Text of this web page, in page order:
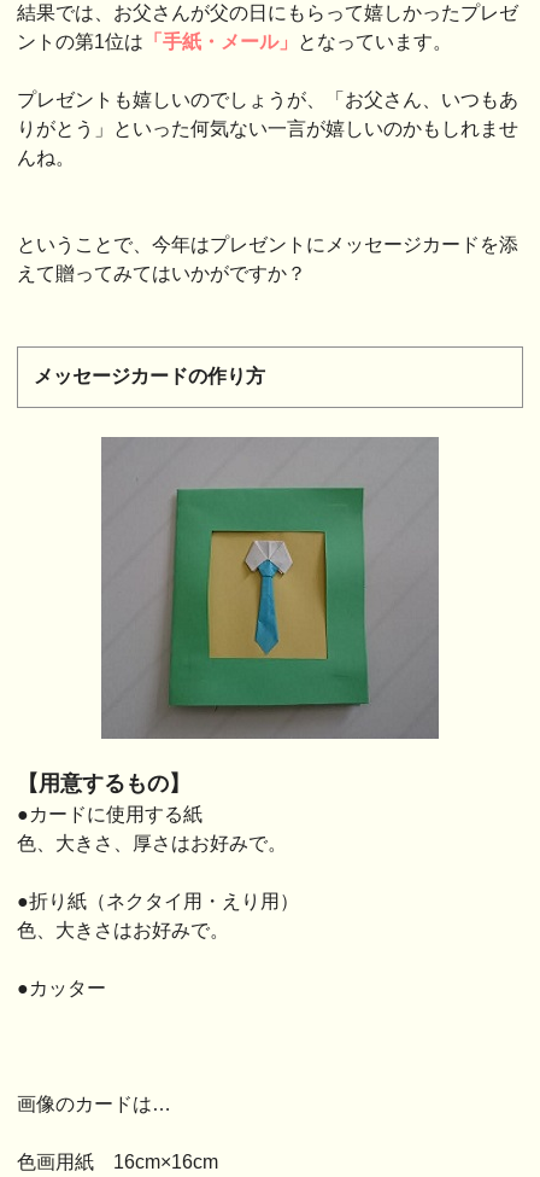
結果では、お父さんが父の日にもらって嬉しかったプレゼ
ントの第1位は 「手紙・メール」 となっています。
プレゼントも嬉しいのでしょうが、「お父さん、いつもあ
りがとう」といった何気ない一言が嬉しいのかもしれませ
んね。
ということで、今年はプレゼントにメッセージカードを添
えて贈ってみてはいかがですか？
メッセージカードの作り方
【用意するもの】
●カードに使用する紙
色、大きさ、厚さはお好みで。
●折り紙（ネクタイ用・えり用）
色、大きさはお好みで。
●カッター
画像のカードは…
色画用紙 16cm×16cm